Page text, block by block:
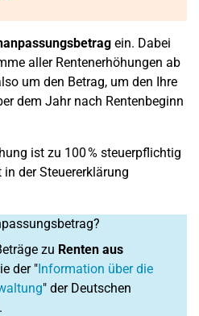
ein. Dabei
aller Rentenerhöhungen ab
um den Betrag, um den Ihre
dem Jahr nach Rentenbeginn
ist zu 100 % steuerpflichtig
der Steuererklärung
zu Renten aus
der "Information über die
" der Deutschen